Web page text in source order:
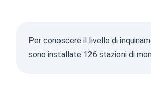
Per conoscere il livello di
sono installate 126 stazioni di